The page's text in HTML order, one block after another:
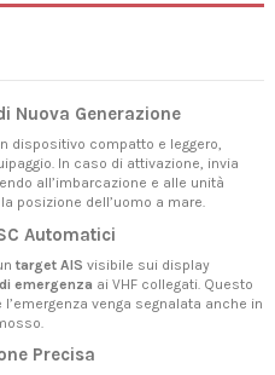
Nuova Generazione
dispositivo compatto e leggero,
In caso di attivazione, invia
all’imbarcazione e alle unità
posizione dell’uomo a mare.
Automatici
target AIS visibile sui display
emergenza ai VHF collegati. Questo
venga segnalata anche in
Precisa